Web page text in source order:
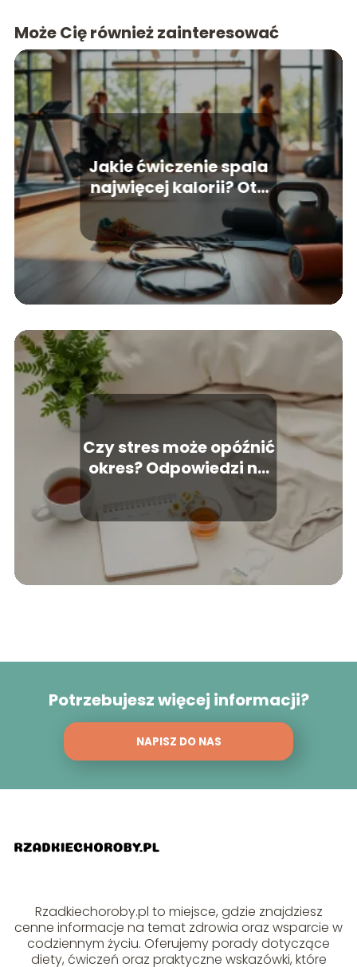
Może Cię również zainteresować
Jakie ćwiczenie spala
najwięcej kalorii? Oto
najlepsze propozycje!
Czy stres może opóźnić
okres? Odpowiedzi na
najważniejsze pytania
Potrzebujesz więcej informacji?
NAPISZ DO NAS
Rzadkiechoroby.pl to miejsce, gdzie znajdziesz
cenne informacje na temat zdrowia oraz wsparcie w
codziennym życiu. Oferujemy porady dotyczące
diety, ćwiczeń oraz praktyczne wskazówki, które